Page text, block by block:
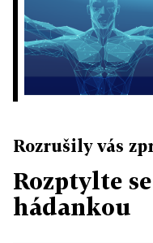
Rozrušily vás
Rozptylte
hádankou